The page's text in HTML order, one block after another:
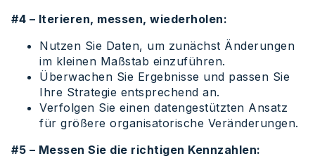
#4 – Iterieren, messen, wiederholen:
Nutzen Sie Daten, um zunächst Änderungen
im kleinen Maßstab einzuführen.
Überwachen Sie Ergebnisse und passen Sie
Ihre Strategie entsprechend an.
Verfolgen Sie einen datengestützten Ansatz
für größere organisatorische Veränderungen.
#5 – Messen Sie die richtigen Kennzahlen: